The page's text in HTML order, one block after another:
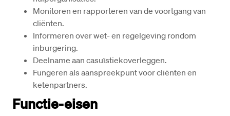
Monitoren en rapporteren van de voortgang van
cliënten.
Informeren over wet- en regelgeving rondom
inburgering.
Deelname aan casuïstiekoverleggen.
Fungeren als aanspreekpunt voor cliënten en
ketenpartners.
Functie-eisen